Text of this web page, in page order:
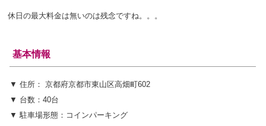
休日の最大料金は無いのは残念ですね。。。
基本情報
▼ 住所： 京都府京都市東山区高畑町602
▼ 台数：40台
▼ 駐車場形態：コインパーキング